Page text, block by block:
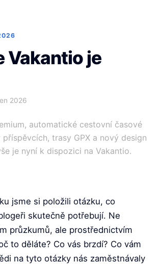
Vakantio je
2026
automatické cestovní časové
příspěvcích, trasy GPX a nový design
je nyní k dispozici na Vakantio.
jsme si položili otázku, co
skutečně potřebují. Ne
průzkumů, ale prostřednictvím
to děláte? Co vás brzdí? Co vám
na tyto otázky nás zaměstnávaly